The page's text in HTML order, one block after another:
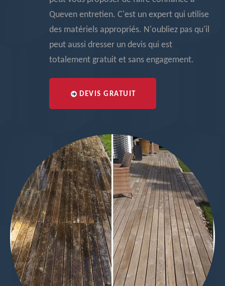
Queven entretien. C'est un expert qui utilise
des matériels appropriés. N'oubliez pas qu'il
peut aussi dresser un devis qui est
totalement gratuit et sans engagement.
DEVIS GRATUIT